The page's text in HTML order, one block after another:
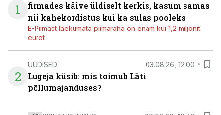
1
firmades käive üldiselt kerkis, kasum samas
nii kahekordistus kui ka sulas pooleks
E-Piimast laekumata piimaraha on enam kui 1,2 miljonit
eurot
2
UUDISED 03.08.26, 12:00
Lugeja küsib: mis toimub Läti
põllumajanduses?